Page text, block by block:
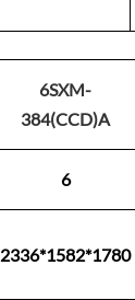
6SXM-
384(CCD)A
6
2336*1582*1780